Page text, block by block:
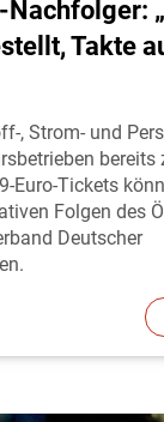
Takte
, Strom- und
Euro-Tickets
Folgen des
Deutscher